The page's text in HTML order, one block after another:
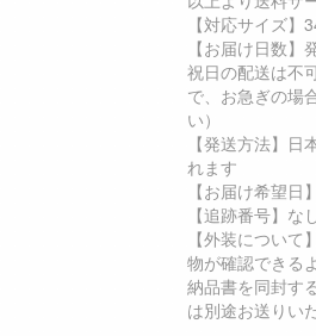
【対応サイズ
【お届け日数
祝日の配送は不
で、お急ぎの場
い）
【発送方法】日
れます
【お届け希望日
【追跡番号】
【外装につい
物が確認できる
納品書を同封す
は別途お送りい